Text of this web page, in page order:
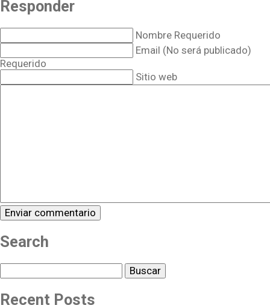
Responder
Nombre Requerido
Email (No será publicado)
Requerido
Sitio web
Search
Recent Posts